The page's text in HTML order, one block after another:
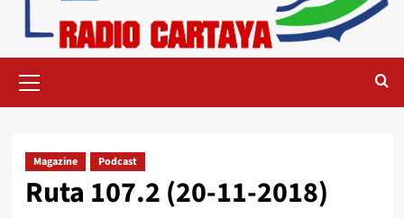
Magazine Podcast
Ruta 107.2 (20-11-2018)